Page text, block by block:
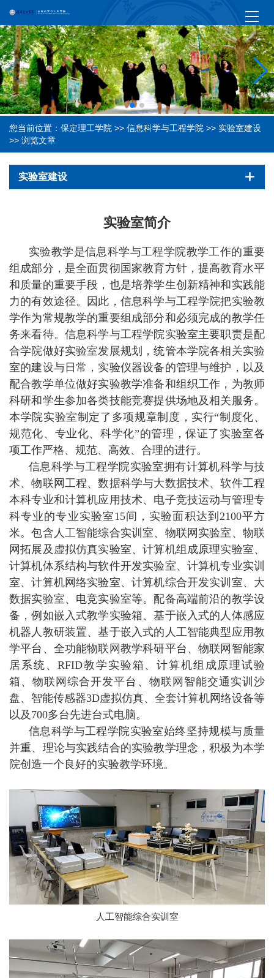
您当前位置： 保定理工学院 >> 信息科学与工程学院 >> 实验室建设
>> 浏览文章
实验室建设
实验室简介
实验教学是信息科学与工程学院教学工作的重要
组成部分，是全面贯彻国家教育方针，提高教育水平
和质量的重要手段，也是培养学生创新精神和实践能
力的有效途径。因此，信息科学与工程学院把实验教
学作为常规教学的重要组成部分和必须完成的教学任
务来看待。信息科学与工程学院实验室主要职责是配
合学院做好实验室发展规划，统管本学院各相关实验
室的建设与日常，实验仪器设备的管理与维护，以及
配合教学单位做好实验教学准备和组织工作，为教师
科研和学生参加各类技能竞赛提供场地及相关服务。
本学院实验室制定了多项规章制度，实行“制度化、
规范化、专业化、科学化”的管理，保证了实验室各
项工作严格、规范、高效、合理的进行。
信息科学与工程学院实验室拥有计算机科学与技
术、物联网工程、数据科学与大数据技术、软件工程
本科专业和计算机应用技术、电子竞技运动与管理专
科专业的专业实验室15间，实验面积达到2100平方
米。包含人工智能综合实训室、物联网实验室、物联
网拓展及虚拟仿真实验室、计算机组成原理实验室、
计算机体系结构与软件开发实验室、计算机专业实训
室、计算机网络实验室、计算机综合开发实训室、大
数据实验室、电竞实验室等。配备高端前沿的教学设
备，例如嵌入式教学实验箱、基于嵌入式的人体感应
机器人教研装置、基于嵌入式的人工智能典型应用教
学平台、全功能物联网教学科研平台、物联网智能家
居系统、RFID教学实验箱、计算机组成原理试验
箱、物联网综合开发平台、物联网智能交通实训沙
盘、智能传感器3D虚拟仿真、全套计算机网络设备等
以及700多台先进台式电脑。
信息科学与工程学院实验室始终坚持规模与质量
并重、理论与实践结合的实验教学理念，积极为本学
院创造一个良好的实验教学环境。
人工智能综合实训室